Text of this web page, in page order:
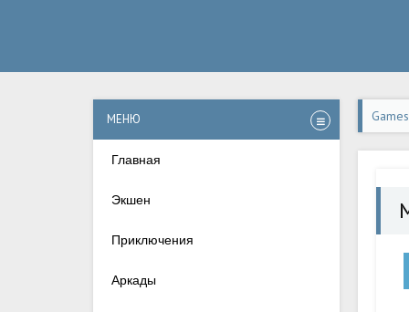
МЕНЮ
Главная
Экшен
Приключения
Аркады
apk